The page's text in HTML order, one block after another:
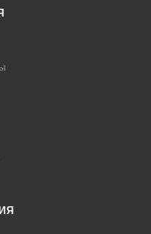
черепицы Katepal